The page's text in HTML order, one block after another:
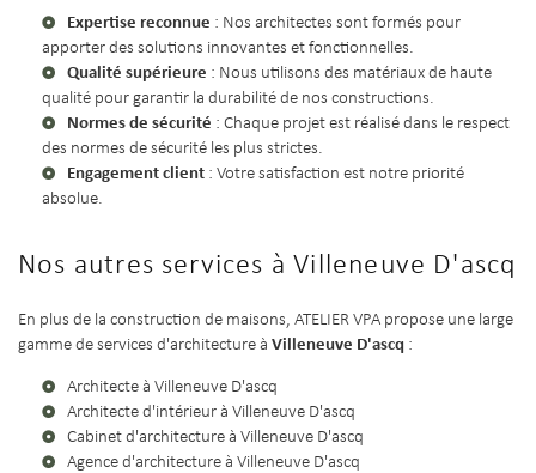
Expertise reconnue : Nos architectes sont formés pour
apporter des solutions innovantes et fonctionnelles.
Qualité supérieure : Nous utilisons des matériaux de haute
qualité pour garantir la durabilité de nos constructions.
Normes de sécurité : Chaque projet est réalisé dans le respect
des normes de sécurité les plus strictes.
Engagement client : Votre satisfaction est notre priorité
absolue.
Nos autres services à Villeneuve D'ascq
En plus de la construction de maisons, ATELIER VPA propose une large
gamme de services d'architecture à Villeneuve D'ascq :
Architecte à Villeneuve D'ascq
Architecte d'intérieur à Villeneuve D'ascq
Cabinet d'architecture à Villeneuve D'ascq
Agence d'architecture à Villeneuve D'ascq